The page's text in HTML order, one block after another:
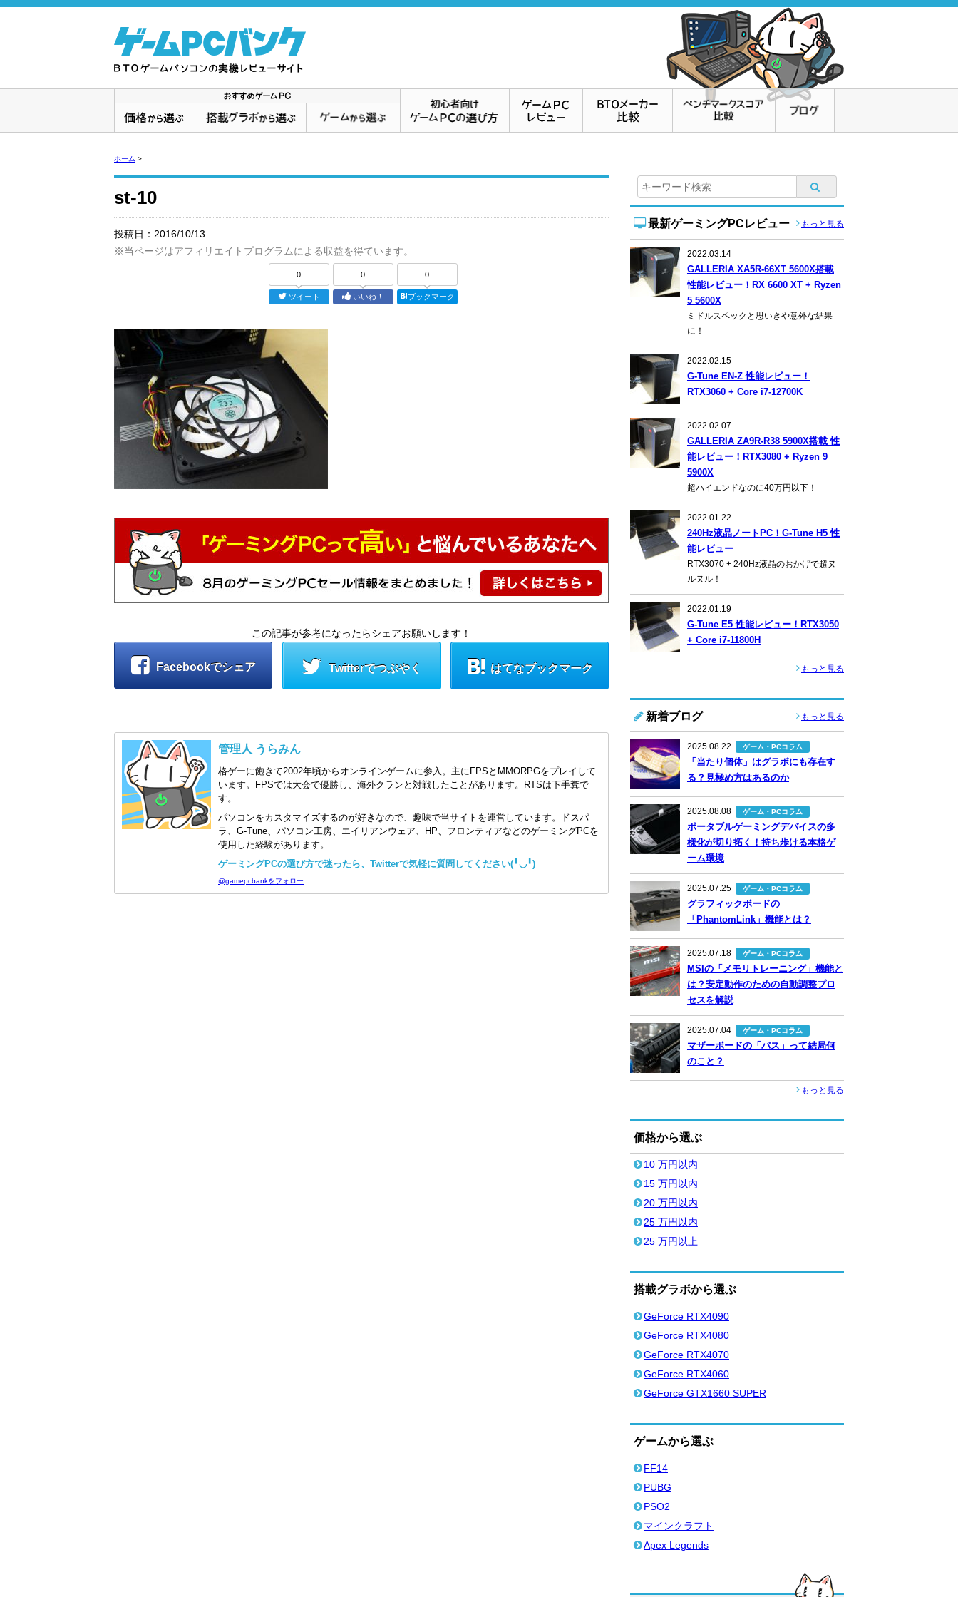
ホーム >
st-10
投稿日： 2016/10/13
※当ページはアフィリエイトプログラムによる収益を得ています。
0
ツイート
0
いいね！
0
ブックマーク
この記事が参考になったらシェアお願いします！
Facebookでシェア Twitterでつぶやく はてなブックマーク
管理人 うらみん
格ゲーに飽きて2002年頃からオンラインゲームに参入。主にFPSとMMORPGをプレイして
います。FPSでは大会で優勝し、海外クランと対戦したことがあります。RTSは下手糞で
す。
パソコンをカスタマイズするのが好きなので、趣味で当サイトを運営しています。ドスパ
ラ、G-Tune、パソコン工房、エイリアンウェア、HP、フロンティアなどのゲーミングPCを
使用した経験があります。
ゲーミングPCの選び方で迷ったら、Twitterで気軽に質問してください(╹◡╹)
@gamepcbankをフォロー
最新ゲーミングPCレビュー もっと見る
2022.03.14
GALLERIA XA5R-66XT 5600X搭載
性能レビュー！RX 6600 XT + Ryzen
5 5600X
ミドルスペックと思いきや意外な結果
に！
2022.02.15
G-Tune EN-Z 性能レビュー！
RTX3060 + Core i7-12700K
2022.02.07
GALLERIA ZA9R-R38 5900X搭載 性
能レビュー！RTX3080 + Ryzen 9
5900X
超ハイエンドなのに40万円以下！
2022.01.22
240Hz液晶ノートPC！G-Tune H5 性
能レビュー
RTX3070 + 240Hz液晶のおかげで超ヌ
ルヌル！
2022.01.19
G-Tune E5 性能レビュー！RTX3050
+ Core i7-11800H
もっと見る
新着ブログ もっと見る
2025.08.22 ゲーム・PCコラム
「当たり個体」はグラボにも存在す
る？見極め方はあるのか
2025.08.08 ゲーム・PCコラム
ポータブルゲーミングデバイスの多
様化が切り拓く！持ち歩ける本格ゲ
ーム環境
2025.07.25 ゲーム・PCコラム
グラフィックボードの
「PhantomLink」機能とは？
2025.07.18 ゲーム・PCコラム
MSIの「メモリトレーニング」機能と
は？安定動作のための自動調整プロ
セスを解説
2025.07.04 ゲーム・PCコラム
マザーボードの「バス」って結局何
のこと？
もっと見る
価格から選ぶ
10 万円以内
15 万円以内
20 万円以内
25 万円以内
25 万円以上
搭載グラボから選ぶ
GeForce RTX4090
GeForce RTX4080
GeForce RTX4070
GeForce RTX4060
GeForce GTX1660 SUPER
ゲームから選ぶ
FF14
PUBG
PSO2
マインクラフト
Apex Legends